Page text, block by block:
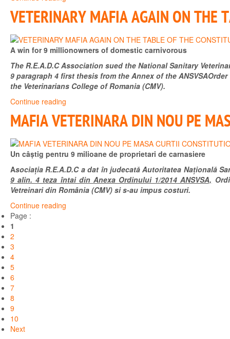
VETERINARY MAFIA AGAIN ON THE
A win for 9 millionowners of domestic carnivorous
The R.E.A.D.C Association sued the National Sanitary
9 paragraph 4 first thesis from the Annex of the
the Veterinarians College of Romania (CMV).
Continue reading
MAFIA VETERINARA DIN NOU PE
Un câștig pentru 9 milioane de proprietari de carnasiere
Asociația R.E.A.D.C a dat în judecată Autoritatea Națională
9 alin. 4 teza întai din Anexa Ordinului 1/2014 ANSVSA,
Vetreinari din România (CMV) si s-au impus costuri.
Continue reading
Page :
1
2
3
4
5
6
7
8
9
10
Next